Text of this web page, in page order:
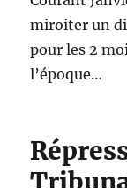
miroiter un
pour les 2
l’époque…